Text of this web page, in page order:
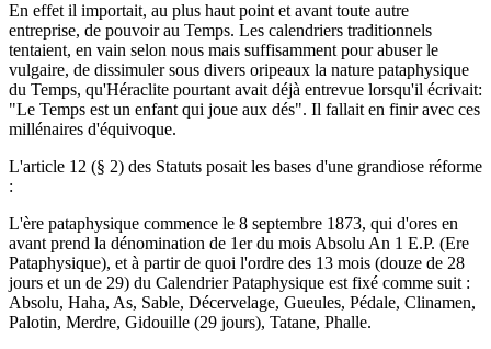
En effet il importait, au plus haut point et avant toute autre
entreprise, de pouvoir au Temps. Les calendriers traditionnels
tentaient, en vain selon nous mais suffisamment pour abuser le
vulgaire, de dissimuler sous divers oripeaux la nature pataphysique
du Temps, qu'Héraclite pourtant avait déjà entrevue lorsqu'il écrivait:
"Le Temps est un enfant qui joue aux dés". Il fallait en finir avec ces
millénaires d'équivoque.
L'article 12 (§ 2) des Statuts posait les bases d'une grandiose réforme
:
L'ère pataphysique commence le 8 septembre 1873, qui d'ores en
avant prend la dénomination de 1er du mois Absolu An 1 E.P. (Ere
Pataphysique), et à partir de quoi l'ordre des 13 mois (douze de 28
jours et un de 29) du Calendrier Pataphysique est fixé comme suit :
Absolu, Haha, As, Sable, Décervelage, Gueules, Pédale, Clinamen,
Palotin, Merdre, Gidouille (29 jours), Tatane, Phalle.